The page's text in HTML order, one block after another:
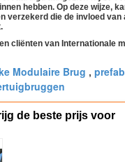
hebben. Op deze wijze,
verzekerd die de invloed van
cliënten van Internationale
Modulaire Brug ,
de beste prijs voor